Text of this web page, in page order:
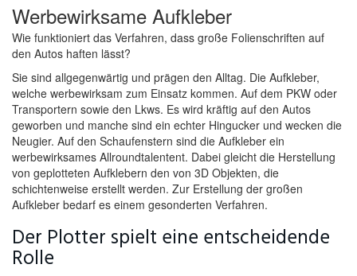
Werbewirksame Aufkleber
Wie funktioniert das Verfahren, dass große Folienschriften auf
den Autos haften lässt?
Sie sind allgegenwärtig und prägen den Alltag. Die Aufkleber,
welche werbewirksam zum Einsatz kommen. Auf dem PKW oder
Transportern sowie den Lkws. Es wird kräftig auf den Autos
geworben und manche sind ein echter Hingucker und wecken die
Neugier. Auf den Schaufenstern sind die Aufkleber ein
werbewirksames Allroundtalentent. Dabei gleicht die Herstellung
von geplotteten Aufklebern den von 3D Objekten, die
schichtenweise erstellt werden. Zur Erstellung der großen
Aufkleber bedarf es einem gesonderten Verfahren.
Der Plotter spielt eine entscheidende
Rolle